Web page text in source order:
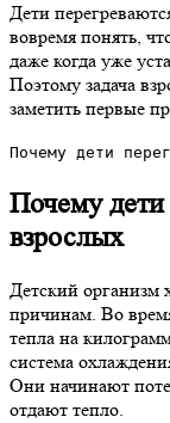
Дети
вовремя понять,
даже когда уже
Поэтому задача
заметить первые
Почему дети
Почему дети
взрослых
Детский организм
причинам. Во
тепла на
система
Они начинают
отдают тепло.